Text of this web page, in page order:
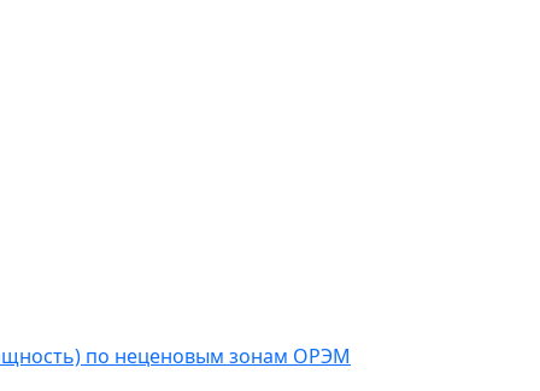
по неценовым зонам ОРЭМ